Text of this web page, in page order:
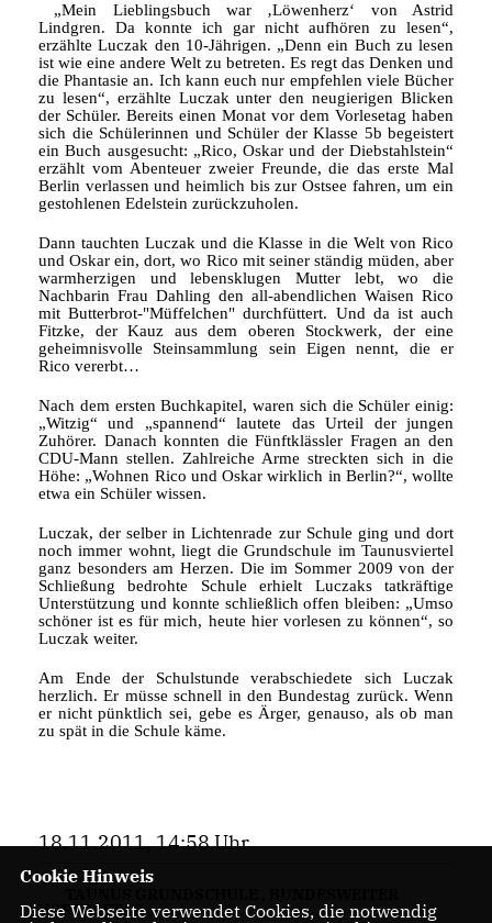
Mein Lieblingsbuch war ‚Löwenherz‘ von Astrid
Lindgren. Da konnte ich gar nicht aufhören zu lesen“,
erzählte Luczak den 10-Jährigen. „Denn ein Buch zu lesen
ist wie eine andere Welt zu betreten. Es regt das Denken und
die Phantasie an. Ich kann euch nur empfehlen viele Bücher
zu lesen“, erzählte Luczak unter den neugierigen Blicken
der Schüler. Bereits einen Monat vor dem Vorlesetag haben
sich die Schülerinnen und Schüler der Klasse 5b begeistert
ein Buch ausgesucht: „Rico, Oskar und der Diebstahlstein“
erzählt vom Abenteuer zweier Freunde, die das erste Mal
Berlin verlassen und heimlich bis zur Ostsee fahren, um ein
gestohlenen Edelstein zurückzuholen.
Dann tauchten Luczak und die Klasse in die Welt von Rico
und Oskar ein, dort, wo Rico mit seiner ständig müden, aber
warmherzigen und lebensklugen Mutter lebt, wo die
Nachbarin Frau Dahling den all-abendlichen Waisen Rico
mit Butterbrot-"Müffelchen" durchfüttert. Und da ist auch
Fitzke, der Kauz aus dem oberen Stockwerk, der eine
geheimnisvolle Steinsammlung sein Eigen nennt, die er
Rico vererbt
Nach dem ersten Buchkapitel, waren sich die Schüler einig:
Witzig“ und „spannend“ lautete das Urteil der jungen
Zuhörer. Danach konnten die Fünftklässler Fragen an den
CDU-Mann stellen. Zahlreiche Arme streckten sich in die
Höhe: „Wohnen Rico und Oskar wirklich in Berlin?“, wollte
etwa ein Schüler wissen.
Luczak, der selber in Lichtenrade zur Schule ging und dort
noch immer wohnt, liegt die Grundschule im Taunusviertel
ganz besonders am Herzen. Die im Sommer 2009 von der
Schließung bedrohte Schule erhielt Luczaks tatkräftige
Unterstützung und konnte schließlich offen bleiben: „Umso
schöner ist es für mich, heute hier vorlesen zu können“, so
Luczak weiter.
Am Ende der Schulstunde verabschiedete sich Luczak
herzlich. Er müsse schnell in den Bundestag zurück. Wenn
er nicht pünktlich sei, gebe es Ärger, genauso, als ob man
zu spät in die Schule käme.
18.11.2011, 14:58 Uhr
VORLESETAG
Cookie Hinweis
Diese Webseite verwendet Cookies, die notwendig